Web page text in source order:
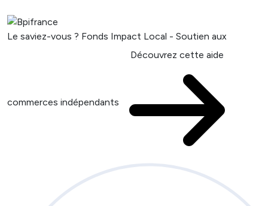
Le saviez-vous ? Fonds Impact Local - Soutien aux
commerces indépendants
Découvrez cette aide